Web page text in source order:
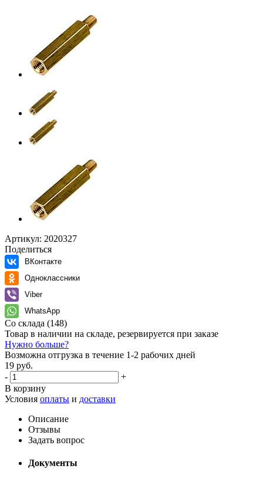
Артикул: 2020327
Поделиться
ВКонтакте
Одноклассники
Viber
WhatsApp
Со склада (148)
Товар в наличии на складе, резервируется при заказе
Нужно больше?
Возможна отгрузка в течение 1-2 рабочих дней
19 руб.
-
+
В корзину
Условия оплаты и доставки
Описание
Отзывы
Задать вопрос
Документы